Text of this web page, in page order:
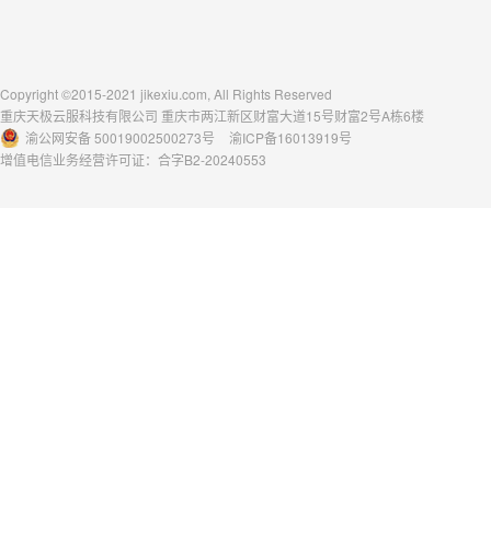
Copyright ©2015-2021 jikexiu.com, All Rights Reserved
重庆天极云服科技有限公司 重庆市两江新区财富大道15号财富2号A栋6楼
渝公网安备 50019002500273号
渝ICP备16013919号
增值电信业务经营许可证：合字B2-20240553